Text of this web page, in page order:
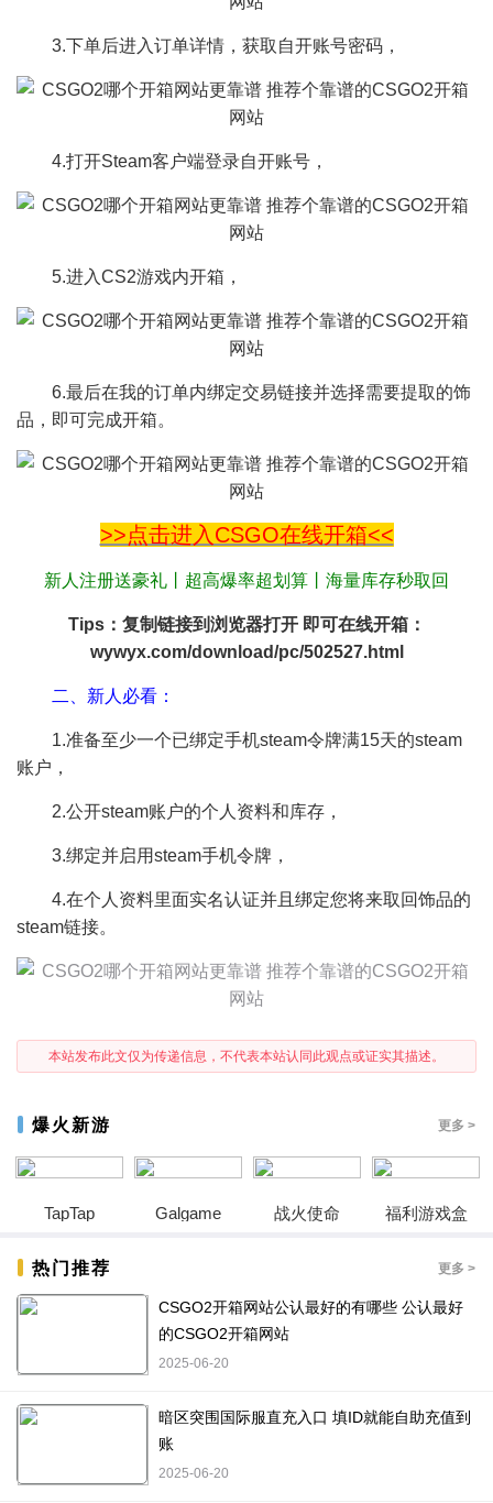
3.下单后进入订单详情，获取自开账号密码，
4.打开Steam客户端登录自开账号，
5.进入CS2游戏内开箱，
6.最后在我的订单内绑定交易链接并选择需要提取的饰
品，即可完成开箱。
>>点击进入CSGO在线开箱<<
新人注册送豪礼丨超高爆率超划算丨海量库存秒取回
Tips：复制链接到浏览器打开 即可在线开箱：
wywyx.com/download/pc/502527.html
二、新人必看：
1.准备至少一个已绑定手机steam令牌满15天的steam
账户，
2.公开steam账户的个人资料和库存，
3.绑定并启用steam手机令牌，
4.在个人资料里面实名认证并且绑定您将来取回饰品的
steam链接。
本站发布此文仅为传递信息，不代表本站认同此观点或证实其描述。
爆火新游 更多 >
TapTap Galgame 战火使命 福利游戏盒
热门推荐 更多 >
CSGO2开箱网站公认最好的有哪些 公认最好
的CSGO2开箱网站
2025-06-20
暗区突围国际服直充入口 填ID就能自助充值到
账
2025-06-20